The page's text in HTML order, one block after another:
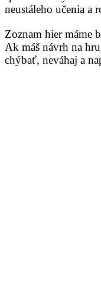
neustáleho učenia a
Zoznam hier máme
Ak máš návrh na
chýbať, neváhaj a